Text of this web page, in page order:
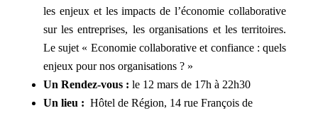
les enjeux et les impacts de l’économie collaborative
sur les entreprises, les organisations et les territoires.
Le sujet « Economie collaborative et confiance : quels
enjeux pour nos organisations ? »
Un Rendez-vous : le 12 mars de 17h à 22h30
Un lieu : Hôtel de Région, 14 rue François de